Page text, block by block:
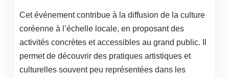
Cet événement contribue à la diffusion de la culture
coréenne à l’échelle locale, en proposant des
activités concrètes et accessibles au grand public. Il
permet de découvrir des pratiques artistiques et
culturelles souvent peu représentées dans les